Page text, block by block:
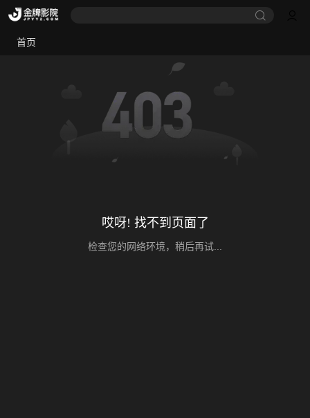
首页
哎呀! 找不到页面了
检查您的网络环境，稍后再试...